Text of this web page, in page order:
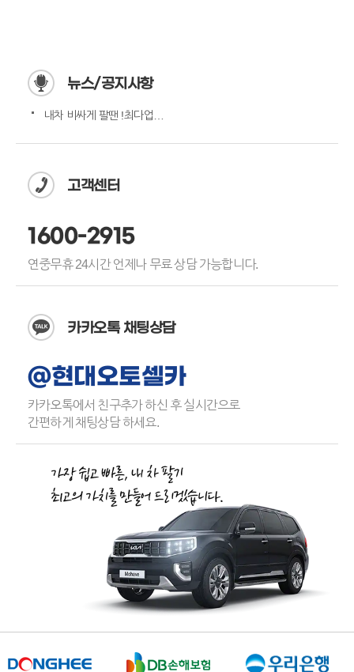
뉴스/공지사항
고객센터
1600-2915
연중무휴 24시간 언제나 무료 상담 가능합니다.
카카오톡 채팅상담
@현대오토셀카
카카오톡에서 친구추가 하신 후 실시간으로
간편하게 채팅상담 하세요.